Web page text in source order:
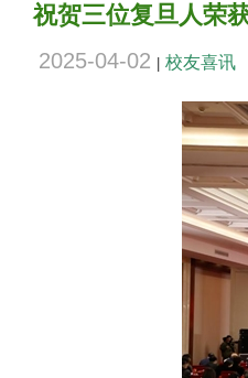
祝贺三位复旦人荣
2025-04-02 校友喜讯